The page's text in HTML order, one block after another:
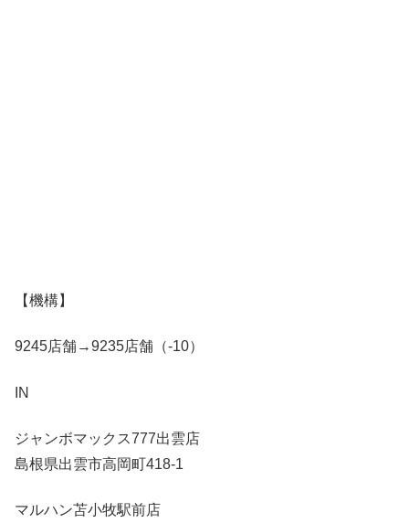
【機構】
9245店舗→9235店舗（-10）
IN
ジャンボマックス777出雲店
島根県出雲市高岡町418-1
マルハン苫小牧駅前店